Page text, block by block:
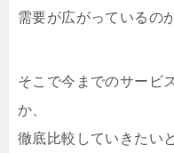
需要が広がっているの
そこで今までのサービ
か、
徹底比較していきたい